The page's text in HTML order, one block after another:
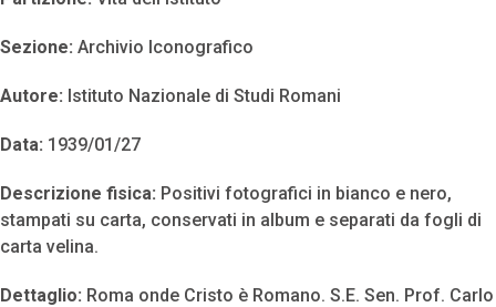
Sezione: Archivio Iconografico
Autore: Istituto Nazionale di Studi Romani
Data: 1939/01/27
Descrizione fisica: Positivi fotografici in bianco e nero,
stampati su carta, conservati in album e separati da fogli di
carta velina.
Dettaglio: Roma onde Cristo è Romano. S.E. Sen. Prof. Carlo